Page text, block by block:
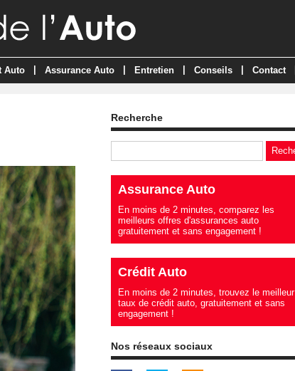
Auto Assurance Auto Entretien Conseils Contact
Recherche
Assurance Auto
En moins de 2 minutes, comparez les
meilleurs offres d'assurances auto
gratuitement et sans engagement !
Crédit Auto
En moins de 2 minutes, trouvez le meilleur
taux de crédit auto, gratuitement et sans
engagement !
Nos réseaux sociaux